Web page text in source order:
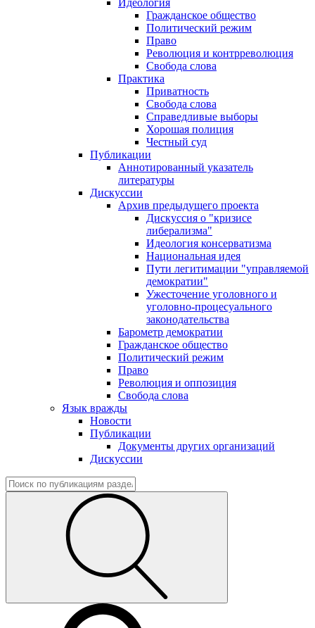
Идеология
Гражданское общество
Политический режим
Право
Революция и контрреволюция
Свобода слова
Практика
Приватность
Свобода слова
Справедливые выборы
Хорошая полиция
Честный суд
Публикации
Аннотированный указатель
литературы
Дискуссии
Архив предыдущего проекта
Дискуссия о "кризисе
либерализма"
Идеология консерватизма
Национальная идея
Пути легитимации "управляемой
демократии"
Ужесточение уголовного и
уголовно-процесуального
законодательства
Барометр демократии
Гражданское общество
Политический режим
Право
Революция и оппозиция
Свобода слова
Язык вражды
Новости
Публикации
Документы других организаций
Дискуссии